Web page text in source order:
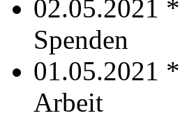
02.05.2021 *
Spenden
01.05.2021 *
Arbeit